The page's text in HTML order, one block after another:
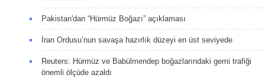
Pakistan'dan “Hürmüz Boğazı” açıklaması
İran Ordusu’nun savaşa hazırlık düzeyi en üst seviyede
Reuters: Hürmüz ve Babülmendep boğazlarındaki gemi trafiği
önemli ölçüde azaldı